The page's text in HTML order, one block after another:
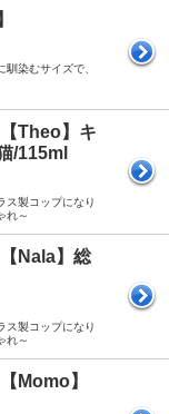
染むサイズで、
Theo】キ
/115ml
ス製コップになり
れ～
Nala】総
ス製コップになり
れ～
Momo】